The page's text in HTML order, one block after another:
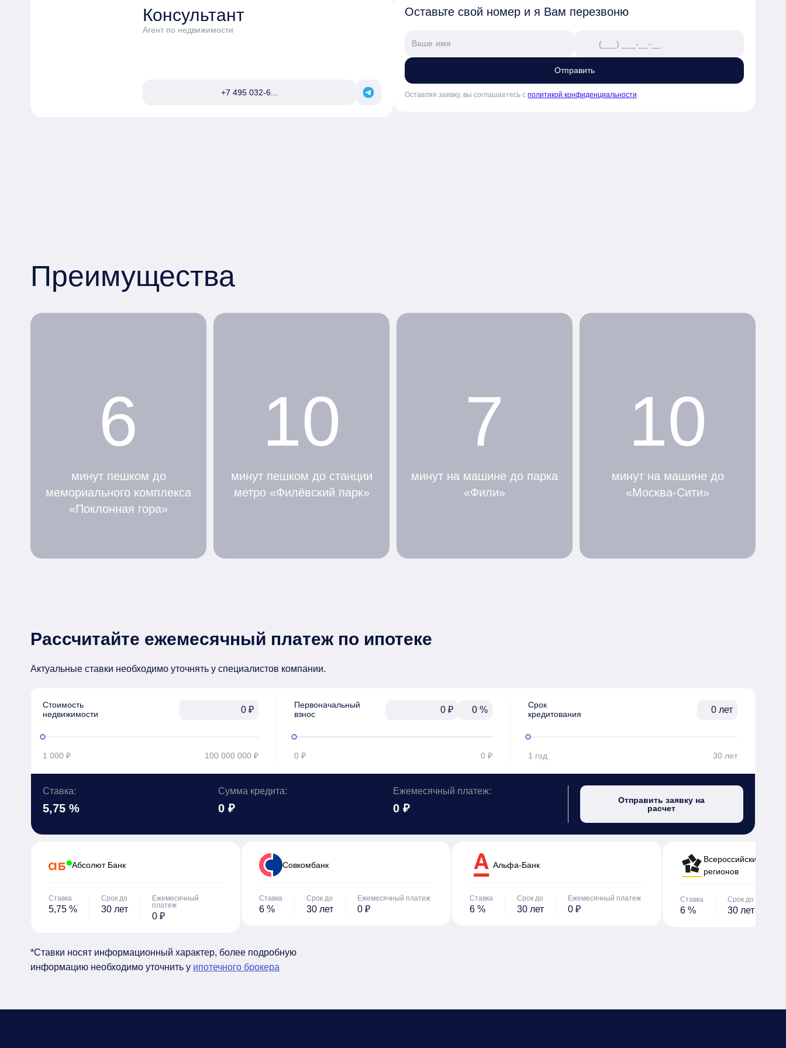
Консультант
Агент по недвижимости
+7 495 032-6...
Оставьте свой номер и я Вам перезвоню
Отправить
Оставляя заявку, вы соглашаетесь с политикой конфиденциальности
Преимущества
6
минут пешком до
мемориального комплекса
«Поклонная гора»
10
минут пешком до станции
метро «Филёвский парк»
7
минут на машине до парка
«Фили»
10
минут на машине до
«Москва-Сити»
Рассчитайте ежемесячный платеж по ипотеке
Актуальные ставки необходимо уточнять у специалистов компании.
Стоимость
недвижимости
₽
1 000 ₽ 100 000 000 ₽
Первоначальный
взнос
₽ %
0 ₽ 0 ₽
Срок
кредитования
лет
1 год 30 лет
Ставка:
5,75 %
Сумма кредита:
0 ₽
Ежемесячный платеж:
0 ₽
Отправить заявку на
расчет
Абсолют Банк
Ставка
5,75 %
Срок до
30 лет
Ежемесячный
платеж
0 ₽
Cовкомбанк
Ставка
6 %
Срок до
30 лет
Ежемесячный платеж
0 ₽
Альфа-Банк
Ставка
6 %
Срок до
30 лет
Ежемесячный платеж
0 ₽
Всероссийский банк
регионов
Ставка
6 %
Срок до
30 лет
*Ставки носят информационный характер, более подробную
информацию необходимо уточнить у ипотечного брокера